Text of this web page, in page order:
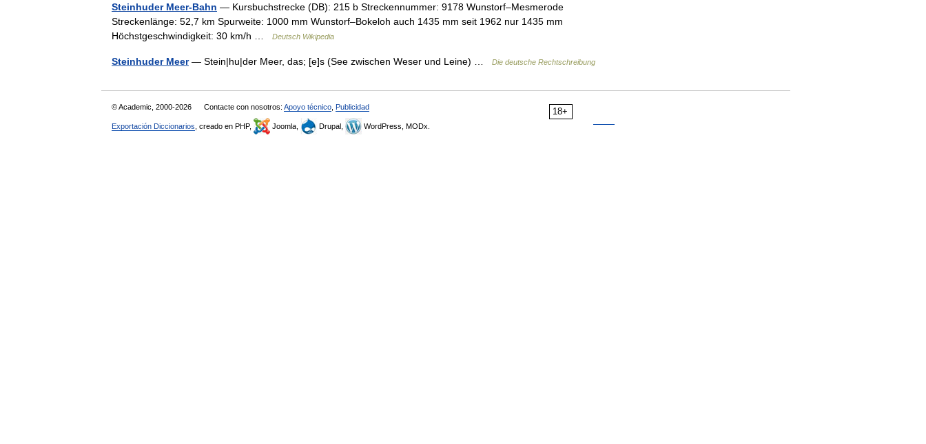
Steinhuder Meer-Bahn — Kursbuchstrecke (DB): 215 b Streckennummer: 9178 Wunstorf–Mesmerode
Streckenlänge: 52,7 km Spurweite: 1000 mm Wunstorf–Bokeloh auch 1435 mm seit 1962 nur 1435 mm
Höchstgeschwindigkeit: 30 km/h …
Deutsch Wikipedia
Steinhuder Meer— Stein|hu|der Meer, das; [e]s (See zwischen Weser und Leine) … Die deutsche Rechtschreibung
18+
© Academic, 2000-2026 Contacte con nosotros: Apoyo técnico Publicidad
Exportación Diccionarios , creado en PHP, Joomla, Drupal, WordPress, MODx.